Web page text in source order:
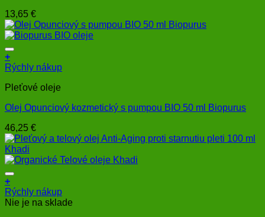
13,65 €
+
Rýchly nákup
Pleťové oleje
Olej Opunciový kozmetický s pumpou BIO 50 ml Biopurus
46,25 €
+
Rýchly nákup
Nie je na sklade